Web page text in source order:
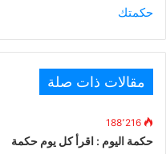
حكمتك
مقالات ذات صلة
188٬216
حكمة اليوم : اقرأ كل يوم حكمة